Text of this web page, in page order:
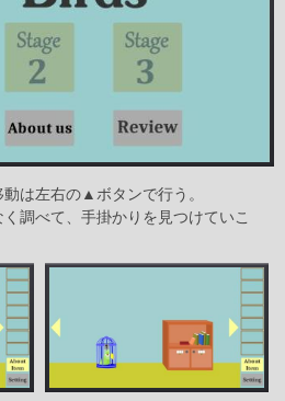
は左右の▲ボタンで行う。
調べて、手掛かりを見つけていこ